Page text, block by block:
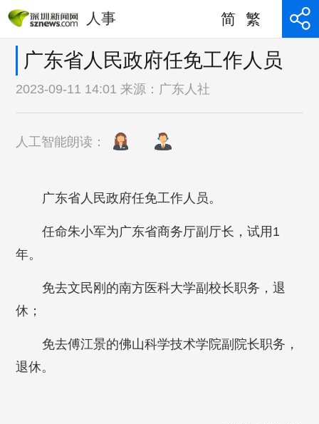
人事 简 繁
广东省人民政府任免工作人员
2023-09-11 14:01 来源： 广东人社
人工智能朗读：
广东省人民政府任免工作人员。
任命朱小军为广东省商务厅副厅长，试用1
年。
免去文民刚的南方医科大学副校长职务，退
休；
免去傅江景的佛山科学技术学院副院长职务，
退休。